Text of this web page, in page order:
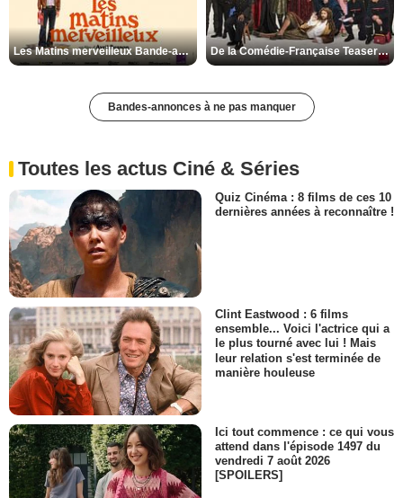
Les Matins merveilleux Bande-annonce VF De la Comédie-Française Teaser VF
Bandes-annonces à ne pas manquer
Toutes les actus Ciné & Séries
Quiz Cinéma : 8 films de ces 10
dernières années à reconnaître !
Clint Eastwood : 6 films
ensemble... Voici l'actrice qui a
le plus tourné avec lui ! Mais
leur relation s'est terminée de
manière houleuse
Ici tout commence : ce qui vous
attend dans l'épisode 1497 du
vendredi 7 août 2026
[SPOILERS]